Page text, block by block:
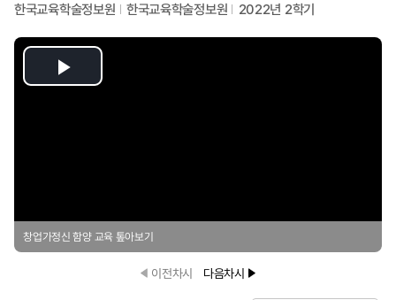
한국교육학술정보원 한국교육학술정보원 2022년 2학기
Play
창업가정신 함양 교육 톺아보기
이전차시 다음차시